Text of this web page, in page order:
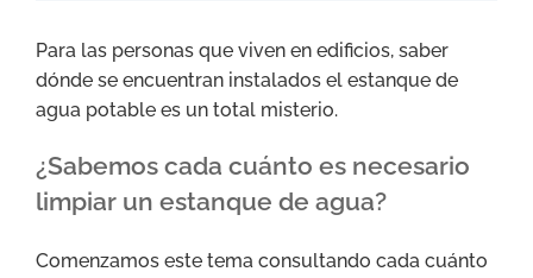
Para las personas que viven en edificios, saber
dónde se encuentran instalados el estanque de
agua potable es un total misterio.
¿Sabemos cada cuánto es necesario
limpiar un estanque de agua?
Comenzamos este tema consultando cada cuánto